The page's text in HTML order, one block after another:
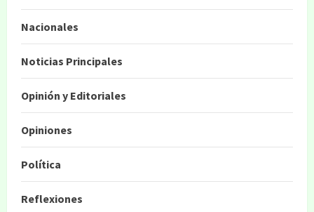
Nacionales
Noticias Principales
Opinión y Editoriales
Opiniones
Política
Reflexiones